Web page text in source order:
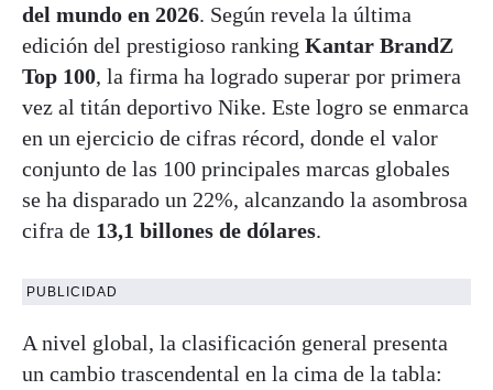
del mundo en 2026. Según revela la última
edición del prestigioso ranking Kantar BrandZ
Top 100, la firma ha logrado superar por primera
vez al titán deportivo Nike. Este logro se enmarca
en un ejercicio de cifras récord, donde el valor
conjunto de las 100 principales marcas globales
se ha disparado un 22%, alcanzando la asombrosa
cifra de 13,1 billones de dólares.
PUBLICIDAD
A nivel global, la clasificación general presenta
un cambio trascendental en la cima de la tabla: